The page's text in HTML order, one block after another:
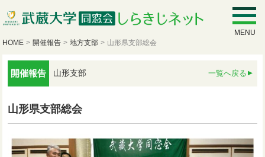
MENU
HOME > 開催報告 > 地方支部 > 山形県支部総会
開催報告 山形支部 一覧へ戻る
山形県支部総会